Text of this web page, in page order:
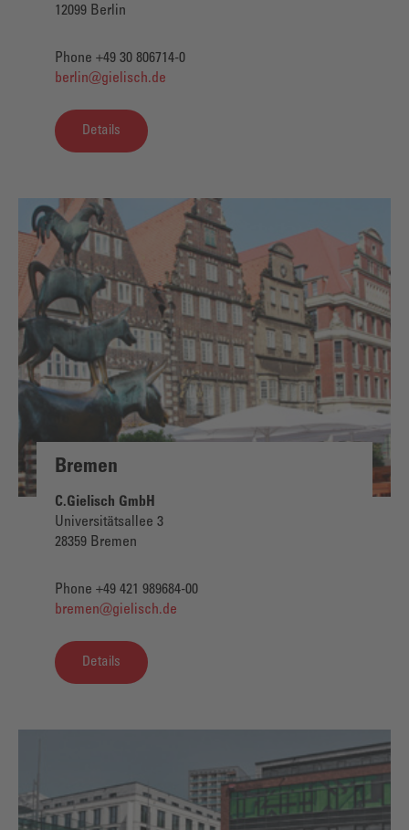
12099 Berlin
Phone +49 30 806714-0
berlin@gielisch.de
Details
Bremen
C.Gielisch GmbH
Universitätsallee 3
28359 Bremen
Phone +49 421 989684-00
bremen@gielisch.de
Details